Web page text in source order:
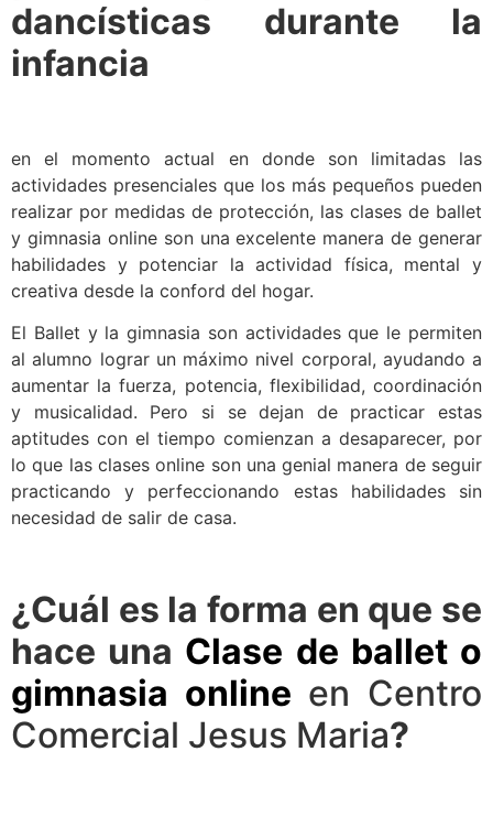
dancísticas durante la
infancia
en el momento actual en donde son limitadas las
actividades presenciales que los más pequeños pueden
realizar por medidas de protección, las clases de ballet
y gimnasia online son una excelente manera de generar
habilidades y potenciar la actividad física, mental y
creativa desde la conford del hogar.
El Ballet y la gimnasia son actividades que le permiten
al alumno lograr un máximo nivel corporal, ayudando a
aumentar la fuerza, potencia, flexibilidad, coordinación
y musicalidad. Pero si se dejan de practicar estas
aptitudes con el tiempo comienzan a desaparecer, por
lo que las clases online son una genial manera de seguir
practicando y perfeccionando estas habilidades sin
necesidad de salir de casa.
¿Cuál es la forma en que se
hace una Clase de ballet o
gimnasia online en Centro
Comercial Jesus Maria?